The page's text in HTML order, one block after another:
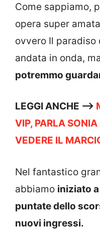
Come sappiamo,
opera super
ovvero Il paradiso
andata in onda,
potremmo
LEGGI ANCHE —->
VIP, PARLA
VEDERE IL
Nel fantastico
abbiamo iniziato
puntate dello
nuovi ingressi.